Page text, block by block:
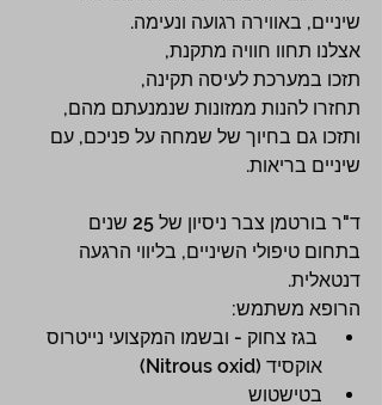
שיניים, באווירה רגועה ונעימה.
אצלנו תחוו חוויה מתקנת,
תזכו במערכת לעיסה תקינה,
תחזרו להנות ממזונות שנמנעתם מהם,
ותזכו גם בחיוך של שמחה על פניכם, עם
שיניים בריאות.
ד"ר בורטמן צבר ניסיון של 25 שנים
בתחום טיפולי השיניים, בליווי הרגעה
דנטאלית.
הרופא משתמש:
בגז צחוק - ובשמו המקצועי נייטרוס
אוקסיד (Nitrous oxid)
בטישטוש